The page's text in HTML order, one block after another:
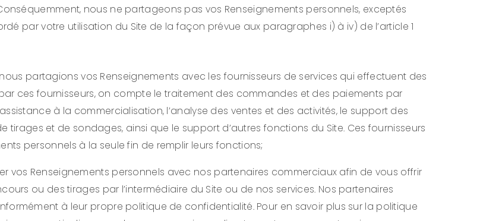
nous ne partageons pas vos Renseignements personnels, exceptés
par votre utilisation du Site de la façon prévue aux paragraphes i) à iv) de l’article 1
partagions vos Renseignements avec les fournisseurs de services qui effectuent des
ces fournisseurs, on compte le traitement des commandes et des paiements par
à la commercialisation, l’analyse des ventes et des activités, le support des
et de sondages, ainsi que le support d’autres fonctions du Site. Ces fournisseurs
personnels à la seule fin de remplir leurs fonctions;
vos Renseignements personnels avec nos partenaires commerciaux afin de vous offrir
ou des tirages par l’intermédiaire du Site ou de nos services. Nos partenaires
à leur propre politique de confidentialité. Pour en savoir plus sur la politique